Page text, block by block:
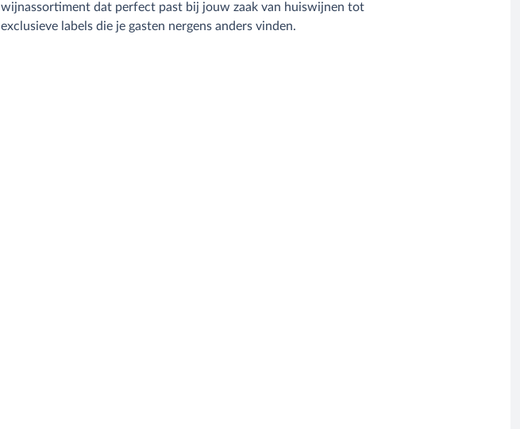
wijnassortiment dat perfect past bij jouw zaak van huiswijnen tot
exclusieve labels die je gasten nergens anders vinden.